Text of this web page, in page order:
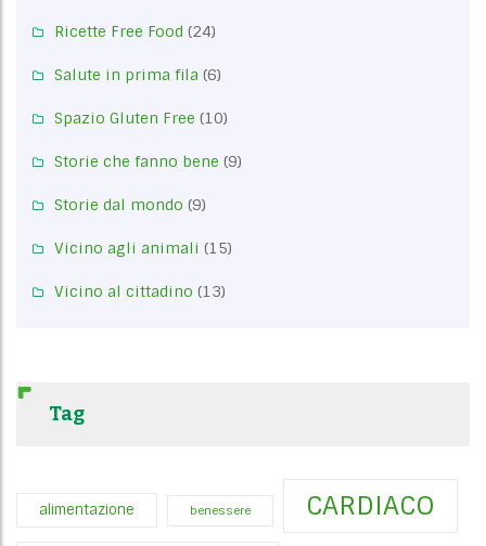
Ricette Free Food (24)
Salute in prima fila (6)
Spazio Gluten Free (10)
Storie che fanno bene (9)
Storie dal mondo (9)
Vicino agli animali (15)
Vicino al cittadino (13)
Tag
alimentazione benessere CARDIACO